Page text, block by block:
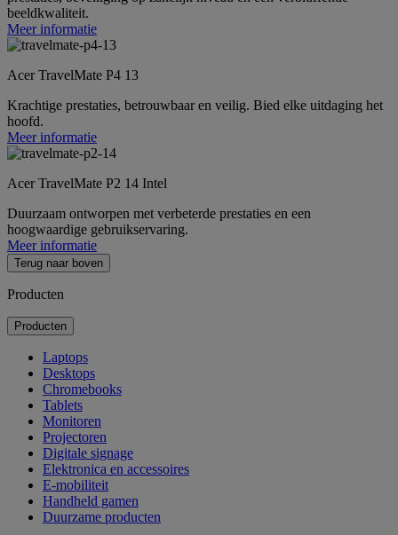
beeldkwaliteit.
Meer informatie
Acer TravelMate P4 13
Krachtige prestaties, betrouwbaar en veilig. Bied elke uitdaging het
hoofd.
Meer informatie
Acer TravelMate P2 14 Intel
Duurzaam ontworpen met verbeterde prestaties en een
hoogwaardige gebruikservaring.
Meer informatie
Terug naar boven
Producten
Producten
Laptops
Desktops
Chromebooks
Tablets
Monitoren
Projectoren
Digitale signage
Elektronica en accessoires
E-mobiliteit
Handheld gamen
Duurzame producten